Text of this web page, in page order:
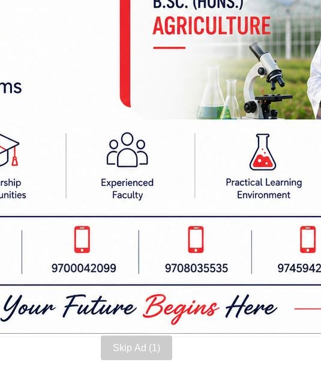
Skip Ad
छिट्टै हुँदैछ र नेकपा एमालेसँग सहकार्य हुँदैछ,’ उनले भने,
र स्थानीय तहको चुनावमा सहकार्यको सहमति हुँदैछ ।’
बताए ।
सहकार्य पार्लियामेन्ट्री संघर्षमा, सडक सङ्घर्षमा र चुनावमा
हामी एउटा शक्तिको साथ उपस्थित हुन सकिन्छ ।
।’
सामान्य रूपमा लिँदै प्रचण्डले कार्यकर्ताहरूलाई बोल्ड भएर
टिप्पणी गर्दै उनले जुनसुकै बेला क्रान्तिकारी निर्णय लिन सक्ने
हौँ, क्रमभङ्ग गर्दै आएको हो, महाधिवेशनमा अर्को क्रमभङ्ग गरिन्छ,
नडराइकन, भ्रममा नपरीकन अगाडि आउनु र हेर्नुस् क्रमभङ्ग
बढ्नुस् ।’